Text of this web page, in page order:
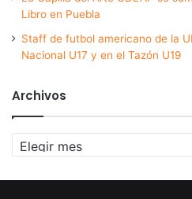
Libro en Puebla
Staff de futbol americano de la
Nacional U17 y en el Tazón U19
Archivos
Archivos